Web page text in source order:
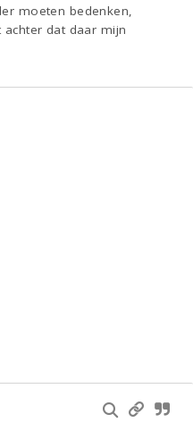
moeten bedenken,
dat daar mijn